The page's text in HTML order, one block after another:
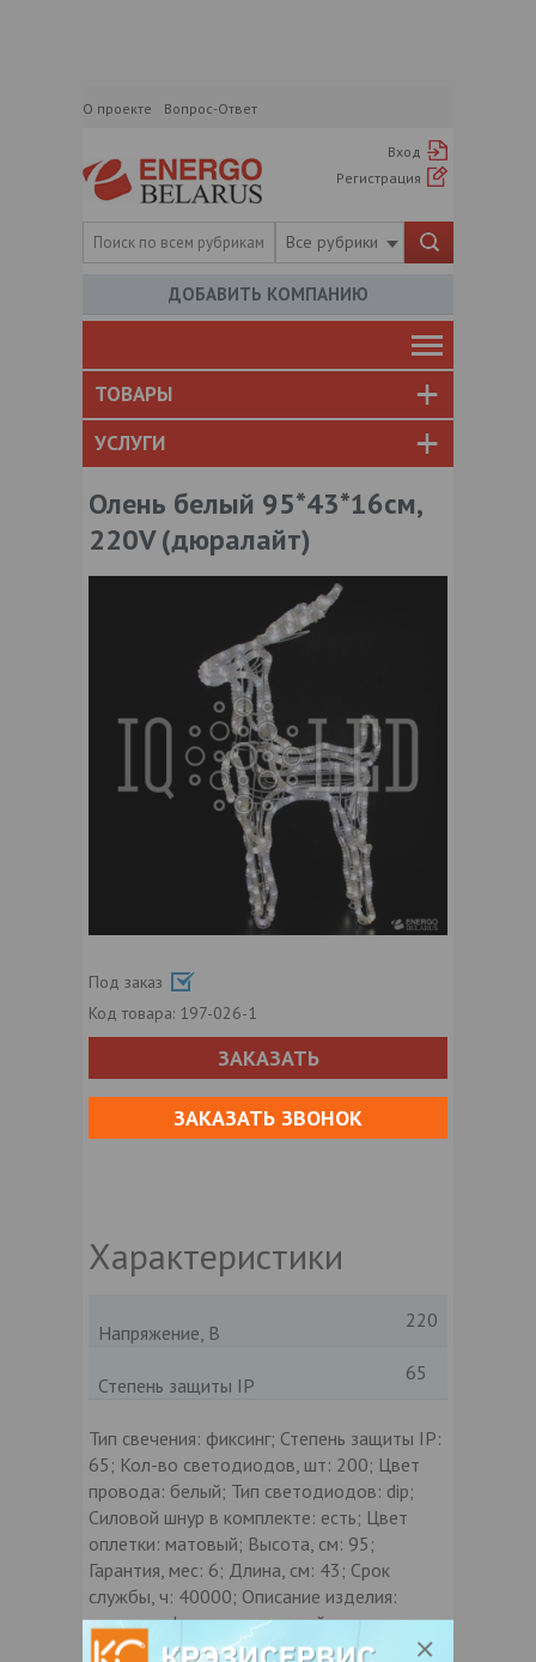
О проекте Вопрос-Ответ
Вход
Регистрация
Все рубрики
ДОБАВИТЬ КОМПАНИЮ
ТОВАРЫ
УСЛУГИ
Олень белый 95*43*16см,
220V (дюралайт)
Под заказ
Код товара: 197-026-1
ЗАКАЗАТЬ
ЗАКАЗАТЬ ЗВОНОК
Характеристики
Напряжение, В
220
Степень защиты IP
65
Тип свечения: фиксинг; Степень защиты IP:
65; Кол-во светодиодов, шт: 200; Цвет
провода: белый; Тип светодиодов: dip;
Силовой шнур в комплекте: есть; Цвет
оплетки: матовый; Высота, см: 95;
Гарантия, мес: 6; Длина, см: 43; Срок
службы, ч: 40000; Описание изделия:
световая фигура из дюралайта;
Напряжение, V: 220; Мощность, Вт: 26